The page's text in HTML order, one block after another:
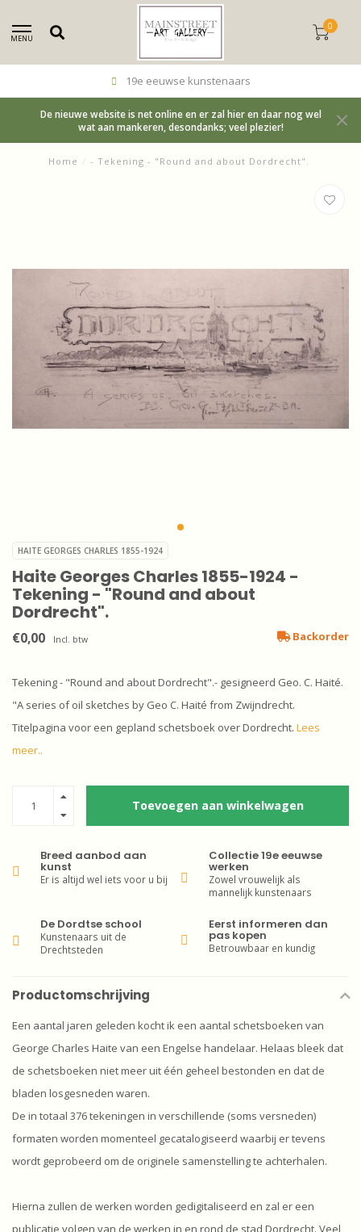
MENU
0
19e eeuwse kunstenaars
De nieuwe website is net online en er zal hier en daar nog wel
wat aan mankeren, desondanks; veel plezier!
Home / - Tekening - "Round and about Dordrecht".
HAITE GEORGES CHARLES 1855-1924
Haite Georges Charles 1855-1924 -
Tekening - "Round and about
Dordrecht".
€0,00 Incl. btw Backorder
Tekening - "Round and about Dordrecht".- gesigneerd Geo. C. Haité.
"A series of oil sketches by Geo C. Haité from Zwijndrecht.
Titelpagina voor een gepland schetsboek over Dordrecht. Lees
meer..
Toevoegen aan winkelwagen
Breed aanbod aan
kunst
Er is altijd wel iets voor u bij
Collectie 19e eeuwse
werken
Zowel vrouwelijk als
mannelijk kunstenaars
De Dordtse school
Kunstenaars uit de
Drechtsteden
Eerst informeren dan
pas kopen
Betrouwbaar en kundig
Productomschrijving
Een aantal jaren geleden kocht ik een aantal schetsboeken van
George Charles Haite van een Engelse handelaar. Helaas bleek dat
de schetsboeken niet meer uit één geheel bestonden en dat de
bladen losgesneden waren.
De in totaal 376 tekeningen in verschillende (soms versneden)
formaten worden momenteel gecatalogiseerd waarbij er tevens
wordt geprobeerd om de originele samenstelling te achterhalen.
Hierna zullen de werken worden gedigitaliseerd en zal er een
publicatie volgen van de werken in en rond de stad Dordrecht. Veel